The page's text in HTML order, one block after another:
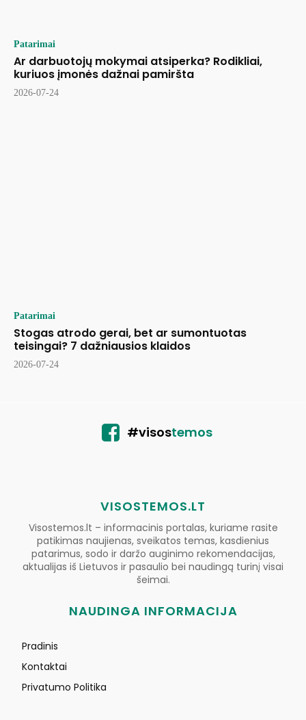
Patarimai
Ar darbuotojų mokymai atsiperka? Rodikliai,
kuriuos įmonės dažnai pamiršta
2026-07-24
Patarimai
Stogas atrodo gerai, bet ar sumontuotas
teisingai? 7 dažniausios klaidos
2026-07-24
#visostemos
VISOSTEMOS.LT
Visostemos.lt – informacinis portalas, kuriame rasite
patikimas naujienas, sveikatos temas, kasdienius
patarimus, sodo ir daržo auginimo rekomendacijas,
aktualijas iš Lietuvos ir pasaulio bei naudingą turinį visai
šeimai.
NAUDINGA INFORMACIJA
Pradinis
Kontaktai
Privatumo Politika